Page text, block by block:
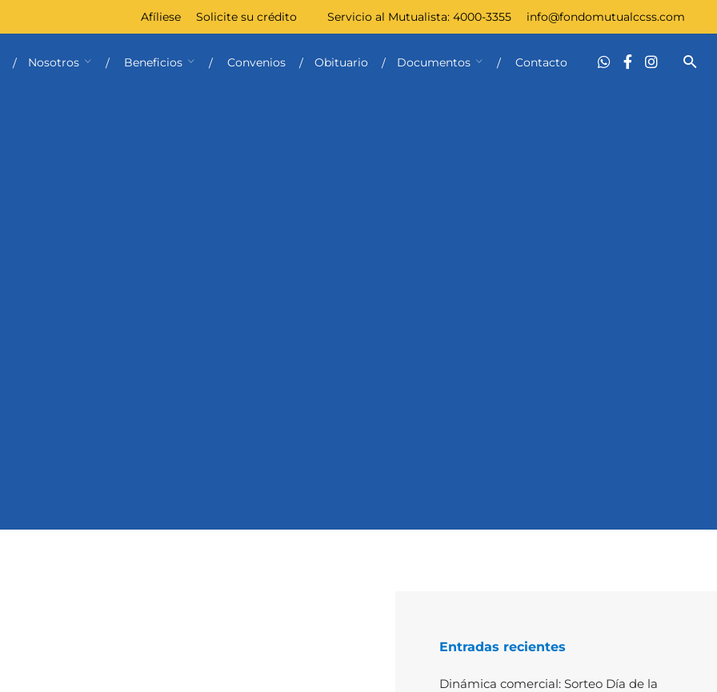
Afíliese Solicite su crédito Servicio al Mutualista: 4000-3355 info@fondomutualccss.com
Nosotros Beneficios Convenios Obituario Documentos Contacto
Entradas recientes
Dinámica comercial: Sorteo Día de la